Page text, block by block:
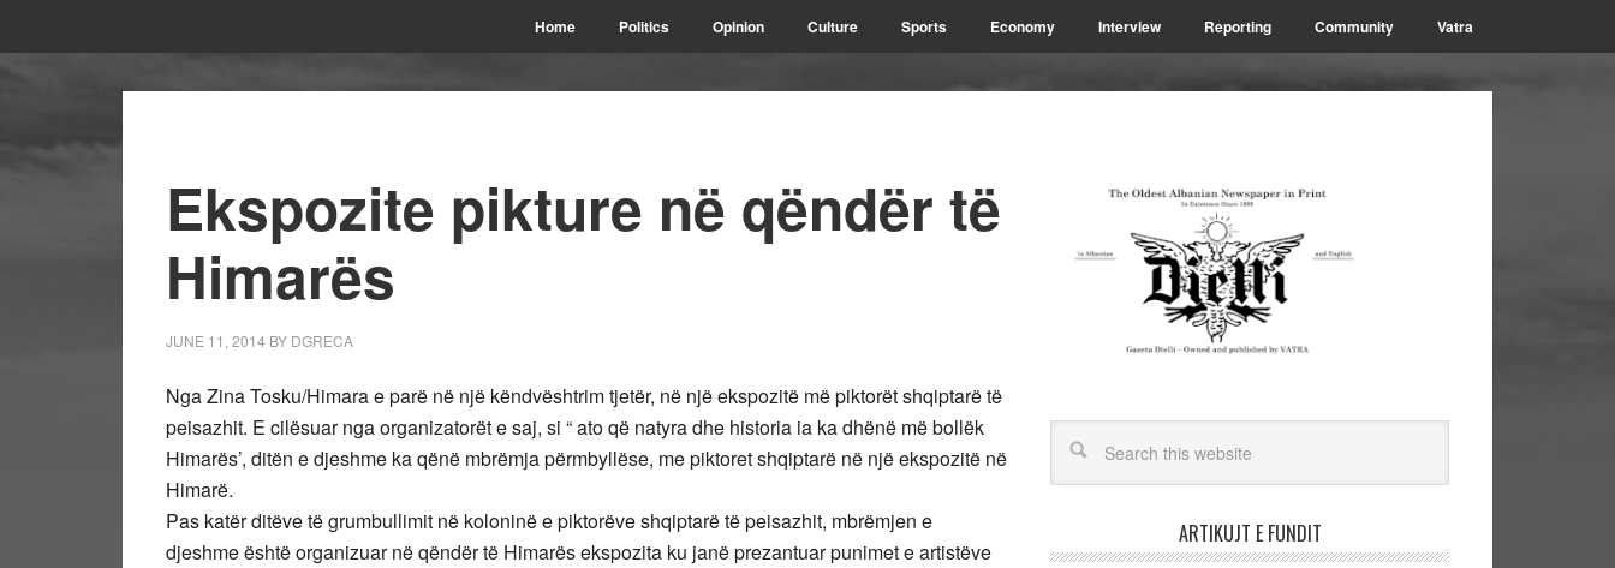
Home Politics Opinion Culture Sports Economy Interview Reporting Community Vatra
Ekspozite pikture në qëndër të
Himarës
JUNE 11, 2014 BY DGRECA
Nga Zina Tosku/Himara e parë në një këndvështrim tjetër, në një ekspozitë më piktorët shqiptarë të
peisazhit. E cilësuar nga organizatorët e saj, si “ ato që natyra dhe historia ia ka dhënë më bollëk
Himarës’, ditën e djeshme ka qënë mbrëmja përmbyllëse, me piktoret shqiptarë në një ekspozitë në
Himarë.
Pas katër ditëve të grumbullimit në koloninë e piktorëve shqiptarë të peisazhit, mbrëmjen e
djeshme është organizuar në qëndër të Himarës ekspozita ku janë prezantuar punimet e artistëve
ARTIKUJT E FUNDIT